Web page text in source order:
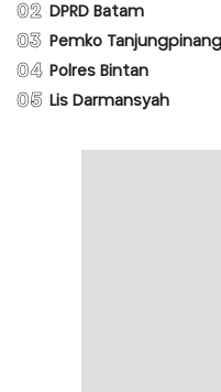
02 DPRD Batam
03 Pemko Tanjungpinang
04 Polres Bintan
05 Lis Darmansyah